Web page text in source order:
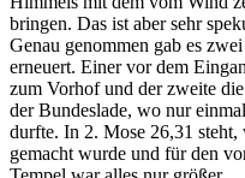
bringen. Das ist aber sehr
Genau genommen gab es
erneuert. Einer vor dem
zum Vorhof und der zweite
der Bundeslade, wo nur
durfte. In 2. Mose 26,31
gemacht wurde und für den